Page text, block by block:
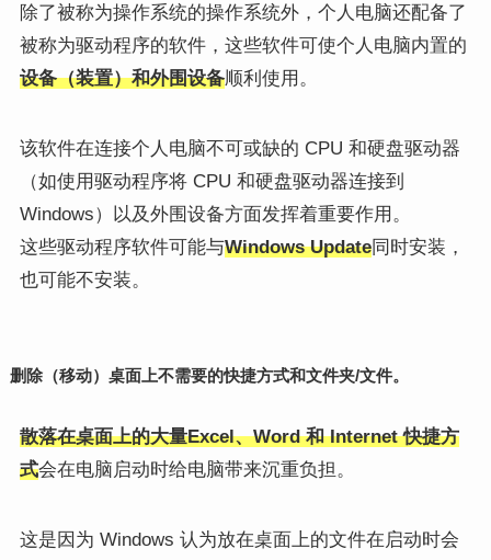
除了被称为操作系统的操作系统外，个人电脑还配备了
被称为驱动程序的软件，这些软件可使个人电脑内置的
设备（装置）和外围设备顺利使用。
该软件在连接个人电脑不可或缺的 CPU 和硬盘驱动器
（如使用驱动程序将 CPU 和硬盘驱动器连接到
Windows）以及外围设备方面发挥着重要作用。
这些驱动程序软件可能与Windows Update同时安装，
也可能不安装。
删除（移动）桌面上不需要的快捷方式和文件夹/文件。
散落在桌面上的大量Excel、Word 和 Internet 快捷方
式会在电脑启动时给电脑带来沉重负担。
这是因为 Windows 认为放在桌面上的文件在启动时会